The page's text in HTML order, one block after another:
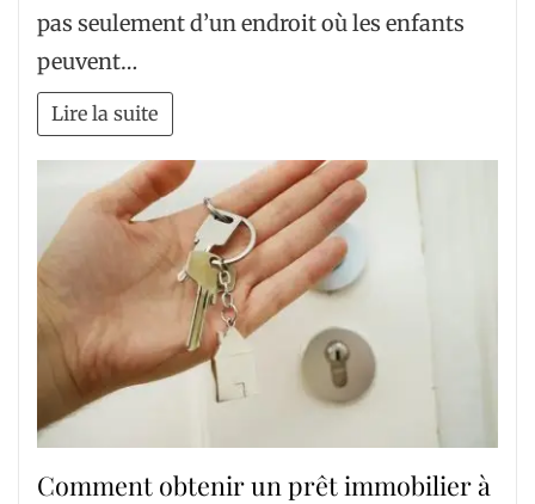
pas seulement d’un endroit où les enfants
peuvent…
Lire la suite
Comment obtenir un prêt immobilier à